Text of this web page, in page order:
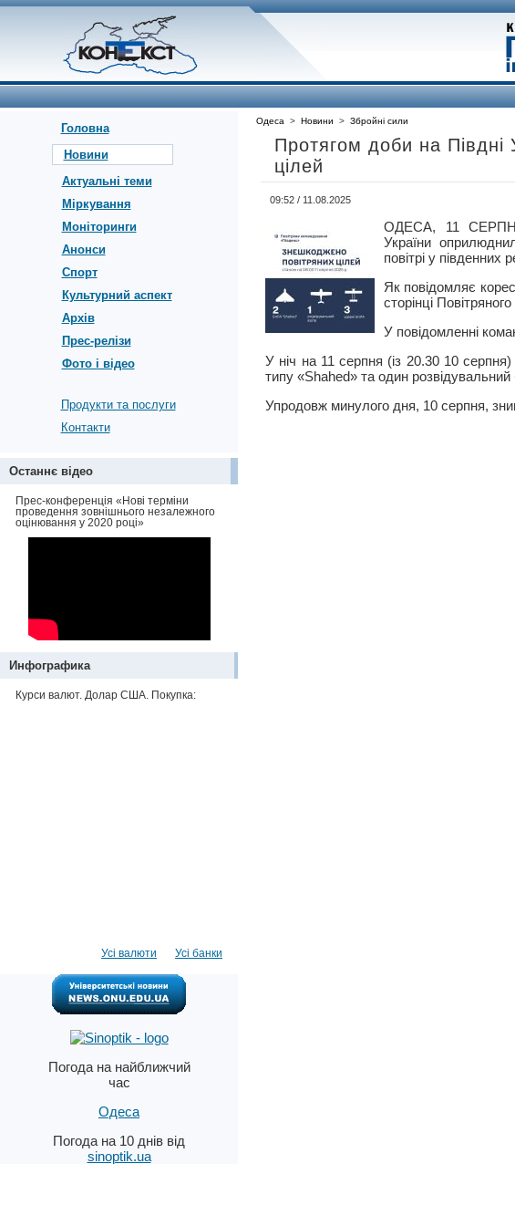
Головна
Новини
Актуальні теми
Міркування
Моніторинги
Анонси
Спорт
Культурний аспект
Архів
Прес-релізи
Фото і відео
Продукти та послуги
Контакти
Останнє відео
Прес-конференція «Нові терміни
проведення зовнішнього незалежного
оцінювання у 2020 році»
Инфографика
Курси валют. Долар США. Покупка:
Усі банки
Усі валюти
Погода на найближчий
час
Одеса
Погода на 10 днів від
sinoptik.ua
Одеса > Новини > Збройні сили
Протягом доби на Півдні
цілей
09:52 / 11.08.2025
ОДЕСА, 11
України
повітрі у південних
Як повідомляє
сторінці
У повідомленні
У ніч на 11 серпня (із 20.30 10
типу «Shahed» та один розвідувальний
Упродовж минулого дня, 10 серпня,